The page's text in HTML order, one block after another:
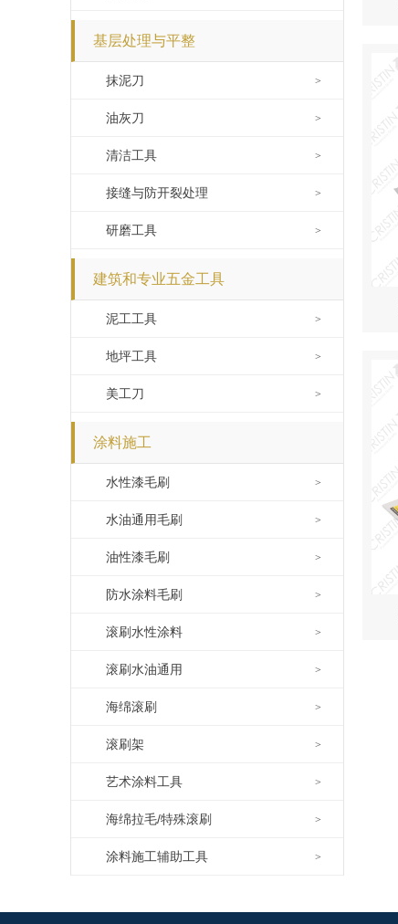
基层处理与平整
抹泥刀 >
油灰刀 >
清洁工具 >
接缝与防开裂处理 >
研磨工具 >
建筑和专业五金工具
泥工工具 >
地坪工具 >
美工刀 >
涂料施工
水性漆毛刷 >
水油通用毛刷 >
油性漆毛刷 >
防水涂料毛刷 >
滚刷水性涂料 >
滚刷水油通用 >
海绵滚刷 >
滚刷架 >
艺术涂料工具 >
海绵拉毛/特殊滚刷 >
涂料施工辅助工具 >